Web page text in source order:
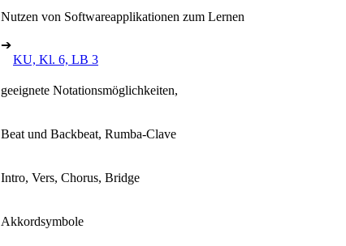
Nutzen von Softwareapplikationen zum Lernen
➔
KU, Kl. 6, LB 3
geeignete Notationsmöglichkeiten,
Beat und Backbeat, Rumba-Clave
Intro, Vers, Chorus, Bridge
Akkordsymbole